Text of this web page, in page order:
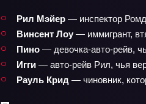
Рил Мэйер — инспектор
Винсент Лоу — иммигрант,
Пино — девочка-авто-рейв,
Игги — авто-рейв Рил, чья
Рауль Крид — чиновник,